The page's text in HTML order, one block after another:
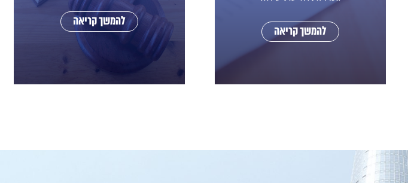
להמשך קריאה להמשך קריאה